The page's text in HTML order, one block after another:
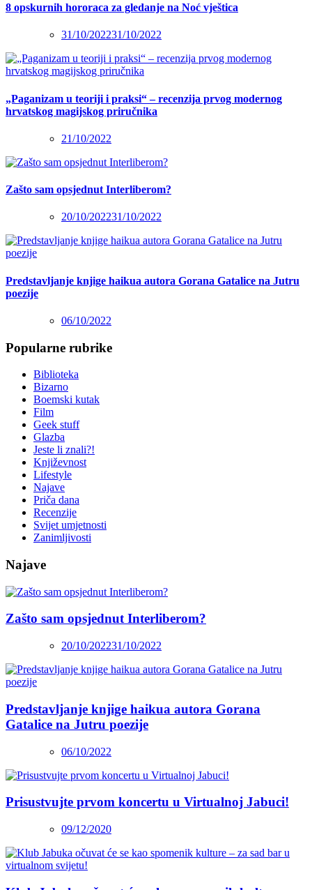
8 opskurnih hororaca za gledanje na Noć vještica
31/10/202231/10/2022
„Paganizam u teoriji i praksi“ – recenzija prvog modernog
hrvatskog magijskog priručnika
21/10/2022
Zašto sam opsjednut Interliberom?
20/10/202231/10/2022
Predstavljanje knjige haikua autora Gorana Gatalice na Jutru
poezije
06/10/2022
Popularne rubrike
Biblioteka
Bizarno
Boemski kutak
Film
Geek stuff
Glazba
Jeste li znali?!
Književnost
Lifestyle
Najave
Priča dana
Recenzije
Svijet umjetnosti
Zanimljivosti
Najave
Zašto sam opsjednut Interliberom?
20/10/202231/10/2022
Predstavljanje knjige haikua autora Gorana
Gatalice na Jutru poezije
06/10/2022
Prisustvujte prvom koncertu u Virtualnoj Jabuci!
09/12/2020